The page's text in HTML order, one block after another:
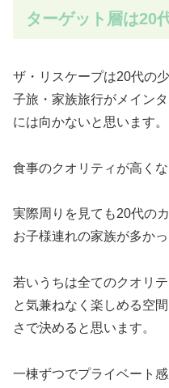
ターゲット層は20
ザ・リスケープは20代の
子旅・家族旅行がメイン
には向かないと思います。
食事のクオリティが高く
実際周りを見ても20代の
お子様連れの家族が多かっ
若いうちは全てのクオリ
と気兼ねなく楽しめる空
さで決めると思います。
一棟ずつでプライベート